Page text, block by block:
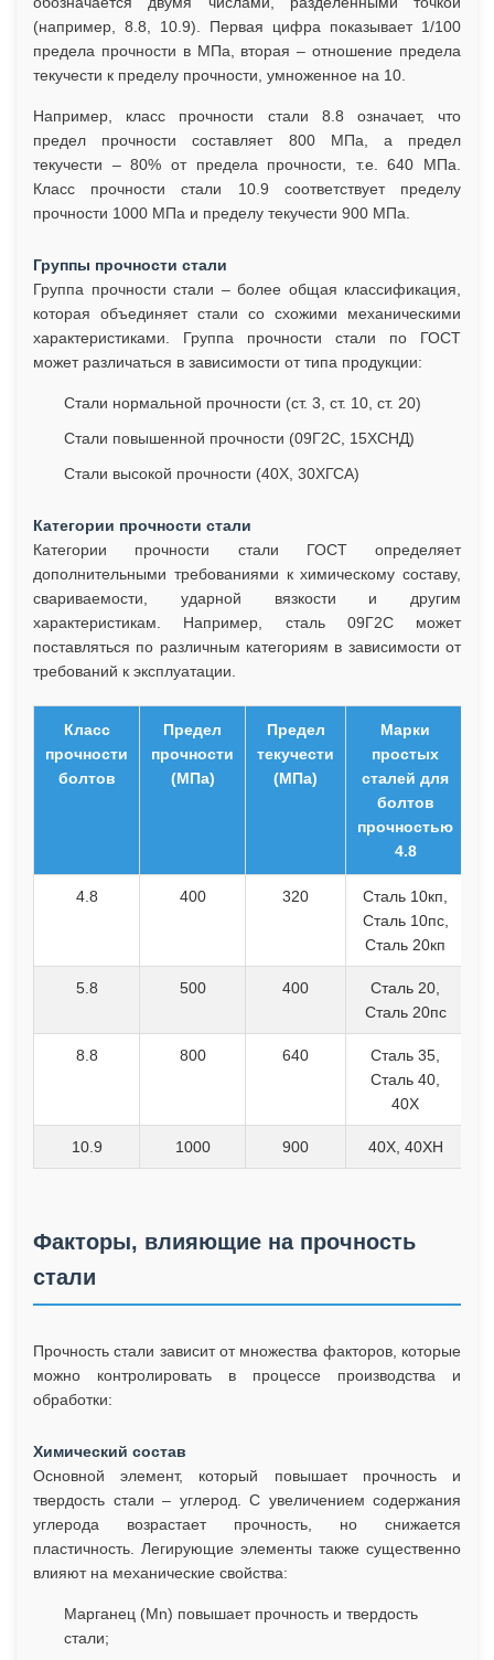
(например, 8.8, 10.9). Первая цифра показывает 1/100
предела прочности в МПа, вторая – отношение предела
текучести к пределу прочности, умноженное на 10.
Например, класс прочности стали 8.8 означает, что
предел прочности составляет 800 МПа, а предел
текучести – 80% от предела прочности, т.е. 640 МПа.
Класс прочности стали 10.9 соответствует пределу
прочности 1000 МПа и пределу текучести 900 МПа.
Группы прочности стали
Группа прочности стали – более общая классификация,
которая объединяет стали со схожими механическими
характеристиками. Группа прочности стали по ГОСТ
может различаться в зависимости от типа продукции:
Стали нормальной прочности (ст. 3, ст. 10, ст. 20)
Стали повышенной прочности (09Г2С, 15ХСНД)
Стали высокой прочности (40Х, 30ХГСА)
Категории прочности стали
Категории прочности стали ГОСТ определяет
дополнительными требованиями к химическому составу,
свариваемости, ударной вязкости и другим
характеристикам. Например, сталь 09Г2С может
поставляться по различным категориям в зависимости от
требований к эксплуатации.
Класс
прочности
болтов
Предел
прочности
(МПа)
Предел
текучести
(МПа)
Марки
простых
сталей для
болтов
прочностью
4.8
4.8 400 320
Сталь 10кп,
Сталь 10пс,
Сталь 20кп
5.8 500 400
Сталь 20,
Сталь 20пс
8.8 800 640
Сталь 35,
Сталь 40,
40Х
10.9 1000 900 40Х, 40ХН
Факторы, влияющие на прочность
стали
Прочность стали зависит от множества факторов, которые
можно контролировать в процессе производства и
обработки:
Химический состав
Основной элемент, который повышает прочность и
твердость стали – углерод. С увеличением содержания
углерода возрастает прочность, но снижается
пластичность. Легирующие элементы также существенно
влияют на механические свойства:
Марганец (Mn) повышает прочность и твердость
стали;